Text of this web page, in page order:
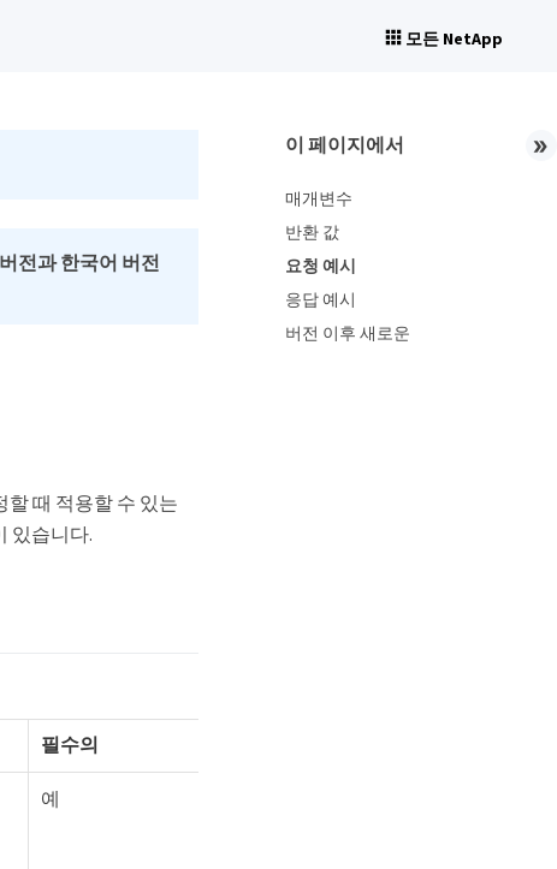
모든 NetApp
전과 한국어 버전
때 적용할 수 있는
있습니다.
필수의
예
이 페이지에서
매개변수
반환 값
요청 예시
응답 예시
버전 이후 새로운